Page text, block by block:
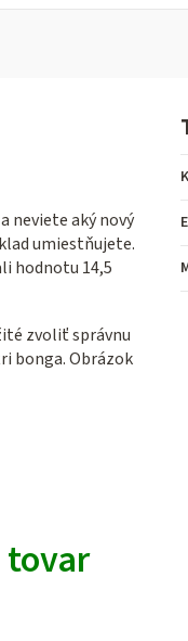
neviete aký nový
umiestňujete.
hodnotu 14,5
zvoliť správnu
bonga. Obrázok